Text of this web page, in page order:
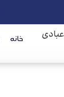
خانه